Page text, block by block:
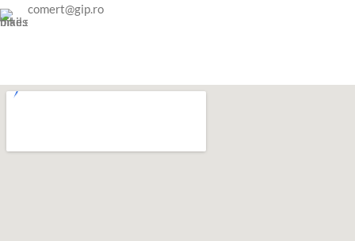
comert@gip.ro